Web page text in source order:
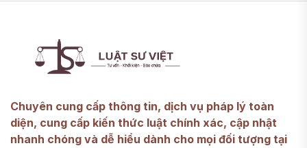
Chuyên cung cấp thông tin, dịch vụ pháp lý toàn
diện, cung cấp kiến thức luật chính xác, cập nhật
nhanh chóng và dễ hiểu dành cho mọi đối tượng tại